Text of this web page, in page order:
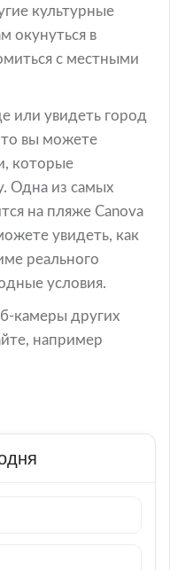
культурные
окунуться в
с местными
или увидеть город
вы можете
которые
Одна из самых
на пляже Canova
увидеть, как
реального
условия.
камеры других
например